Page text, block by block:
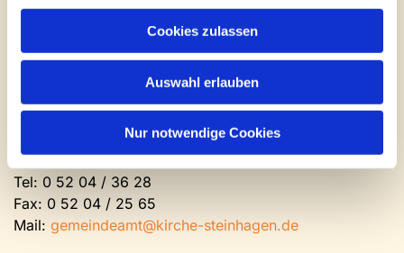
Cookies zulassen
Auswahl erlauben
Nur notwendige Cookies
Kontakt und Öffnungszeiten
Gemeinde- und Friedhofsamt
Dienstag bis Freitag: 9 - 12 Uhr
Nachmittags nach Vereinbarung
Tel: 0 52 04 / 36 28
Fax: 0 52 04 / 25 65
Mail: gemeindeamt@kirche-steinhagen.de